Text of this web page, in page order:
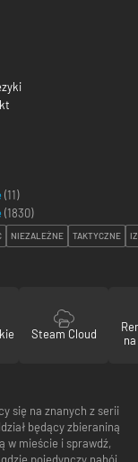
(11)
(1830)
NIEZALEŻNE TAKTYCZNE
Steam Cloud
się na znanych z serii
będący zbieraniną
w mieście i sprawdź,
pojedynczy nabój